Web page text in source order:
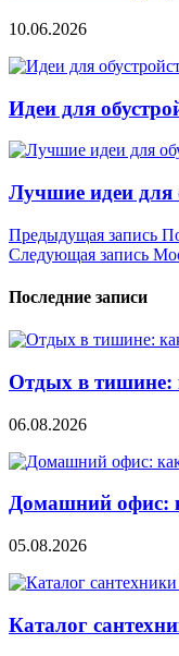
10.06.2026
Идеи для
Лучшие идеи для
Навигация
по
записям
Предыдущая запись
Следующая запись
Последние записи
Отдых в тишине:
06.08.2026
Домашний офис:
05.08.2026
Каталог